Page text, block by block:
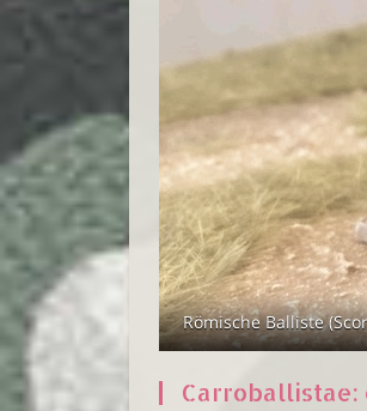
Römische Balliste